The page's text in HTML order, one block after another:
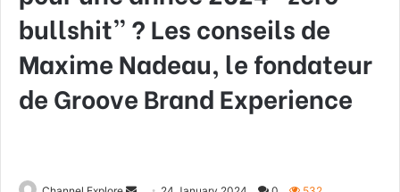
bullshit” ? Les conseils de
Maxime Nadeau, le fondateur
de Groove Brand Experience